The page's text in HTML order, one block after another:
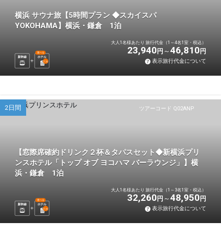
横浜 サウナ旅【5時間プラン ◆スカイスパ
YOKOHAMA】横浜・鎌倉 1泊
新幹線 ホテル
選べる
1 泊
大人1名様あたり 旅行代金（1～4名1室・税込）
23,940 円 46,810 円
表示旅行代金について
ツアーコード Q02ANP
2日間
【窓際席確約ドリンク２杯＆タパスセット◆新横浜プリ
ンスホテル「トップ オブ ヨコハマ バーラウンジ」】横
浜・鎌倉 1泊
新幹線 ホテル
選べる
1 泊
大人1名様あたり 旅行代金（1～3名1室・税込）
32,260 円 48,950 円
表示旅行代金について